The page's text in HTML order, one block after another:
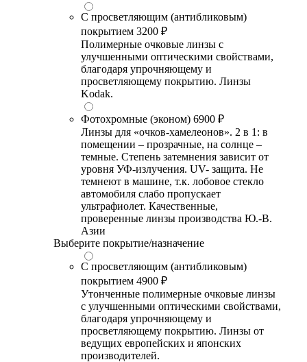
С просветляющим (антибликовым)
покрытием 3200 ₽
Полимерные очковые линзы с
улучшенными оптическими свойствами,
благодаря упрочняющему и
просветляющему покрытию. Линзы
Kodak.
Фотохромные (эконом) 6900 ₽
Линзы для «очков-хамелеонов». 2 в 1: в
помещении – прозрачные, на солнце –
темные. Степень затемнения зависит от
уровня УФ-излучения. UV- защита. Не
темнеют в машине, т.к. лобовое стекло
автомобиля слабо пропускает
ультрафиолет. Качественные,
проверенные линзы производства Ю.-В.
Азии
Выберите покрытие/назначение
С просветляющим (антибликовым)
покрытием 4900 ₽
Утонченные полимерные очковые линзы
с улучшенными оптическими свойствами,
благодаря упрочняющему и
просветляющему покрытию. Линзы от
ведущих европейских и японских
производителей.